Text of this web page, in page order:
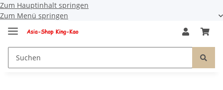
Zum Hauptinhalt springen
Zum Menü springen